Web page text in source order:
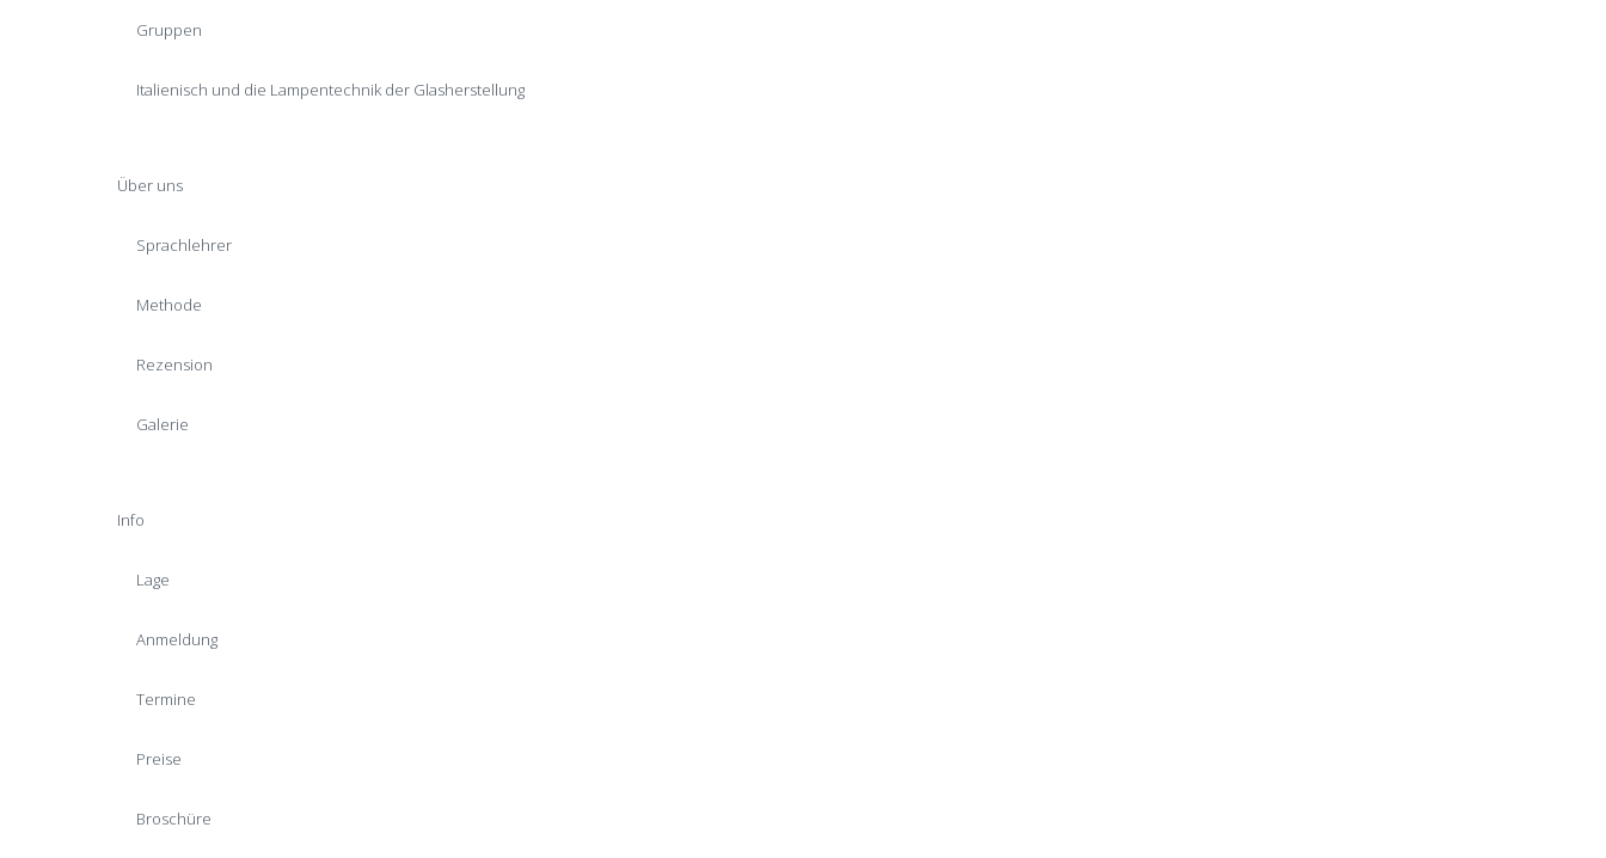
Gruppen
Italienisch und die Lampentechnik der Glasherstellung
Über uns
Sprachlehrer
Methode
Rezension
Galerie
Info
Lage
Anmeldung
Termine
Preise
Broschüre